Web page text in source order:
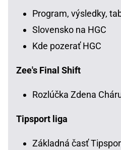
Program, výsledky,
Slovensko na HGC
Kde pozerať HGC
Zee's Final Shift
Rozlúčka Zdena
Tipsport liga
Základná časť